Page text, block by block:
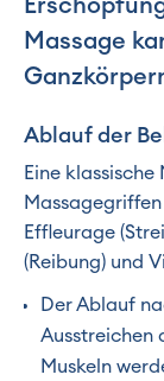
Massage
Ablauf der
Eine
Effleurage
(Reibung) und
Der Ablauf
Ausstreichen
Muskeln